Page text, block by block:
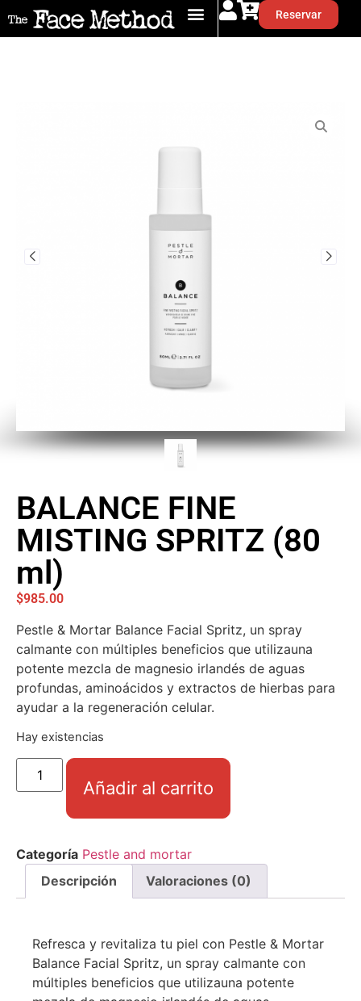
Reservar
BALANCE FINE
MISTING SPRITZ (80
ml)
$985.00
Pestle & Mortar Balance Facial Spritz, un spray
calmante con múltiples beneficios que utilizauna
potente mezcla de magnesio irlandés de aguas
profundas, aminoácidos y extractos de hierbas para
ayudar a la regeneración celular.
Hay existencias
Añadir al carrito
Categoría Pestle and mortar
Descripción
Valoraciones (0)
Refresca y revitaliza tu piel con Pestle & Mortar
Balance Facial Spritz, un spray calmante con
múltiples beneficios que utilizauna potente